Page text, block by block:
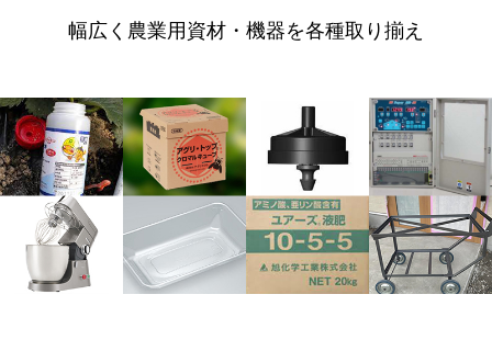
幅広く農業用資材・機器を各種取り揃え